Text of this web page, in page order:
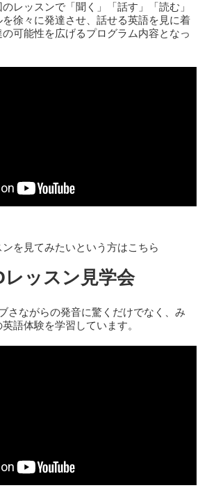
レッスンで「聞く」「話す」「読む」
を徐々に発達させ、話せる英語を見に着
可能性を広げるプログラム内容となっ
を見てみたいという方はこちら
レッスン見学会
さながらの発音に驚くだけでなく、み
語体験を学習しています。